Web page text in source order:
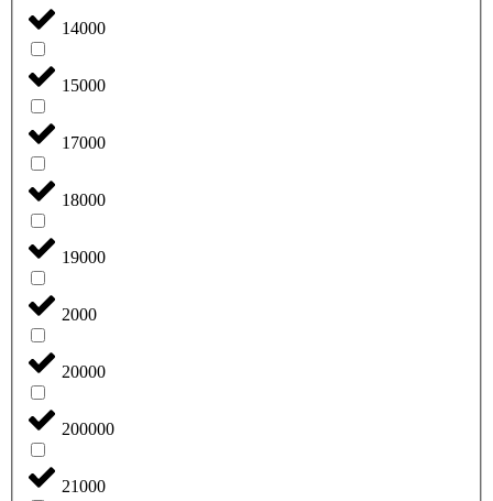
14000
15000
17000
18000
19000
2000
20000
200000
21000